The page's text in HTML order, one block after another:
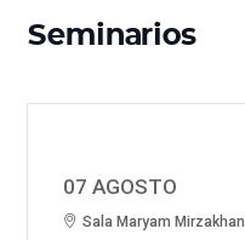
Seminarios
07 AGOSTO
Sala Maryam